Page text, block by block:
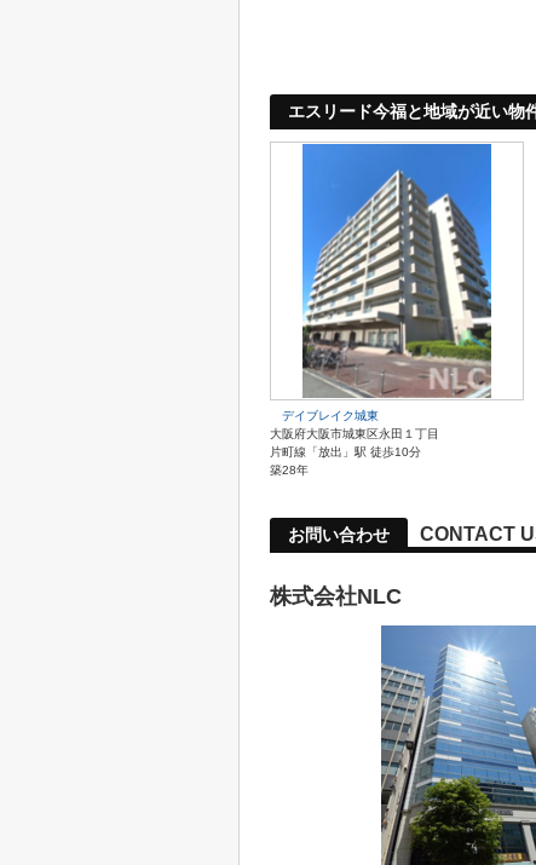
エスリード今福と地域が近い物
デイブレイク城東
大阪府大阪市城東区永田１丁目
片町線「放出」駅 徒歩10分
築28年
お問い合わせ CONTACT
株式会社NLC